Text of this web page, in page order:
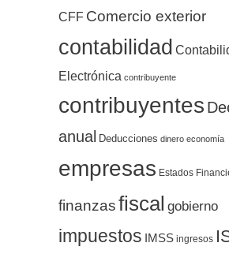
CFF Comercio exterior
contabilidad
Electrónica contribuyente
contribuyentes
anual Deducciones dinero economía
empresas Estados
finanzasfiscal gobierno
impuestos IMSS ingresos